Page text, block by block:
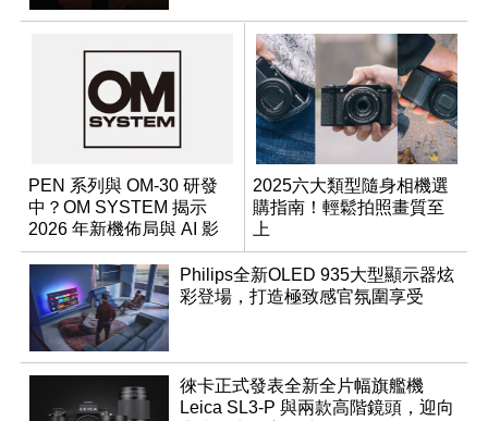
PEN 系列與 OM-30 研發
中？OM SYSTEM 揭示
2026 年新機佈局與 AI 影
像藍圖
2025六大類型隨身相機選
購指南！輕鬆拍照畫質至
上
Philips全新OLED 935大型顯示器炫
彩登場，打造極致感官氛圍享受
徠卡正式發表全新全片幅旗艦機
Leica SL3-P 與兩款高階鏡頭，迎向